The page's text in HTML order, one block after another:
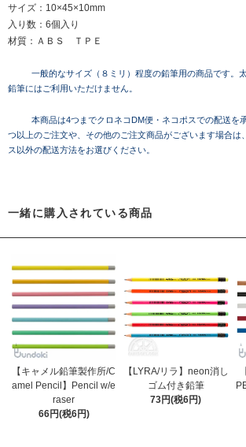
サイズ：10×45×10mm
入り数：6個入り
材質：ＡＢＳ ＴＰＥ
一般的なサイズ（８ミリ）程度の鉛筆用の商品です。
鉛筆にはご利用いただけません。
本商品は4つまでクロネコDM便・ネコポスでの配送を
つ以上のご注文や、その他のご注文商品がございます場合は
ス以外の配送方法をお選びください。
一緒に購入されている商品
【キャメル鉛筆製作所/C
amel Pencil】Pencil w/e
raser
66円(税6円)
【LYRA/リラ】neon消し
ゴム付き鉛筆
73円(税6円)